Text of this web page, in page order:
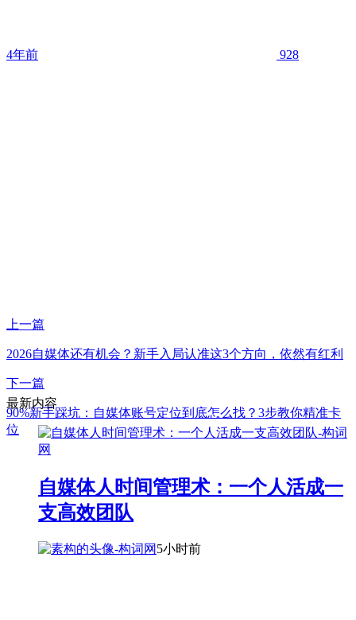
4年前 928
上一篇
2026自媒体还有机会？新手入局认准这3个方向，依然有红利
下一篇
90%新手踩坑：自媒体账号定位到底怎么找？3步教你精准卡
位
最新内容
自媒体人时间管理术：一个人活成一
支高效团队
5小时前